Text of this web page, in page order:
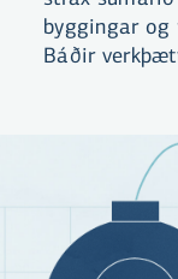
byggingar og
Báðir
nýjum staðli